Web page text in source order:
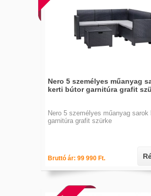
Nero 5 személyes műanyag
kerti bútor garnitúra grafit
Nero 5 személyes műanyag sarok
garnitúra grafit szürke
Bruttó ár: 99 990 Ft.